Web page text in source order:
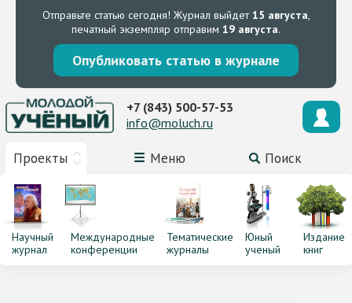
Отправьте статью сегодня! Журнал выйдет15 августа,
печатный экземпляр отправим 19 августа.
Опубликовать статью в журнале
Проекты Меню Поиск
+7 (843) 500-57-53
info@moluch.ru
Научный
журнал
Международные
конференции
Тематические
журналы
Юный
ученый
Издание
книг